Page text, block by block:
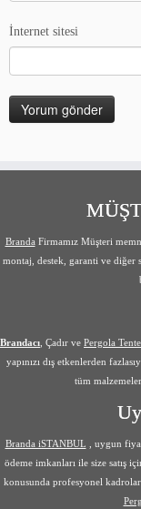
İnternet sitesi
Branda Firmamız Müşteri
montaj, destek, garanti ve
Brandacı , Çadır ve Pergola Tente
yapınızı dış etkenlerden
tüm
Branda iSTANBUL , uygun
ödeme imkanları ile size satış
konusunda profesyonel